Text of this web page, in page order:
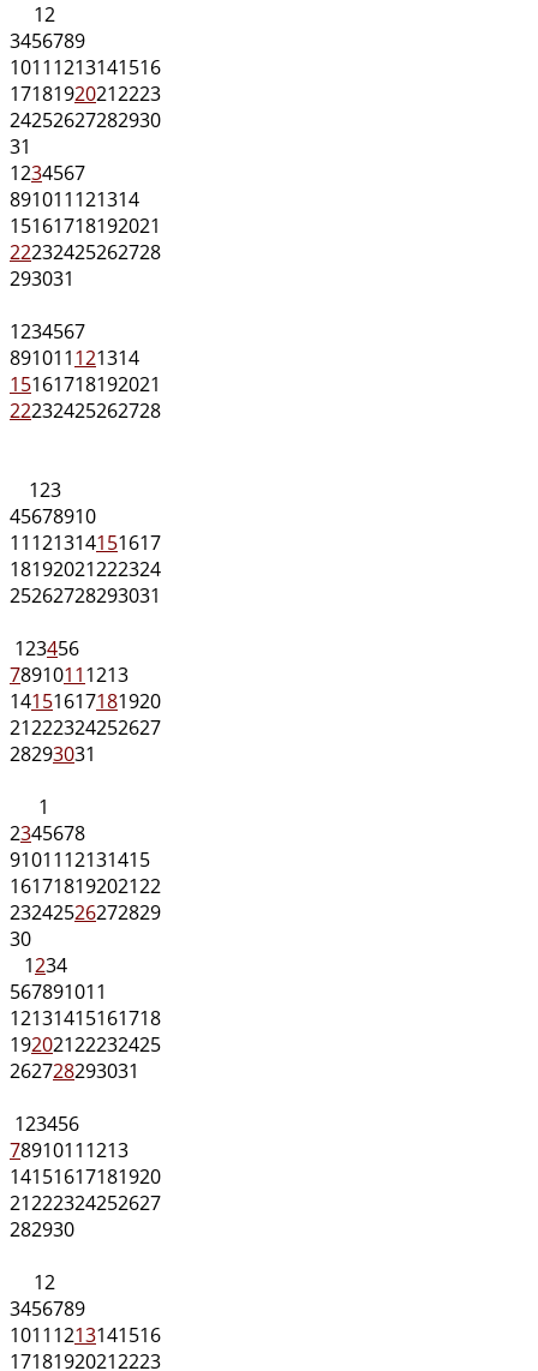
12
3456789
10111213141516
17181920212223
24252627282930
31
1234567
891011121314
15161718192021
22232425262728
293031
1234567
891011121314
15161718192021
22232425262728
123
45678910
11121314151617
18192021222324
25262728293031
123456
78910111213
14151617181920
21222324252627
28293031
1
2345678
9101112131415
16171819202122
23242526272829
30
1234
567891011
12131415161718
19202122232425
262728293031
123456
78910111213
14151617181920
21222324252627
282930
12
3456789
10111213141516
17181920212223